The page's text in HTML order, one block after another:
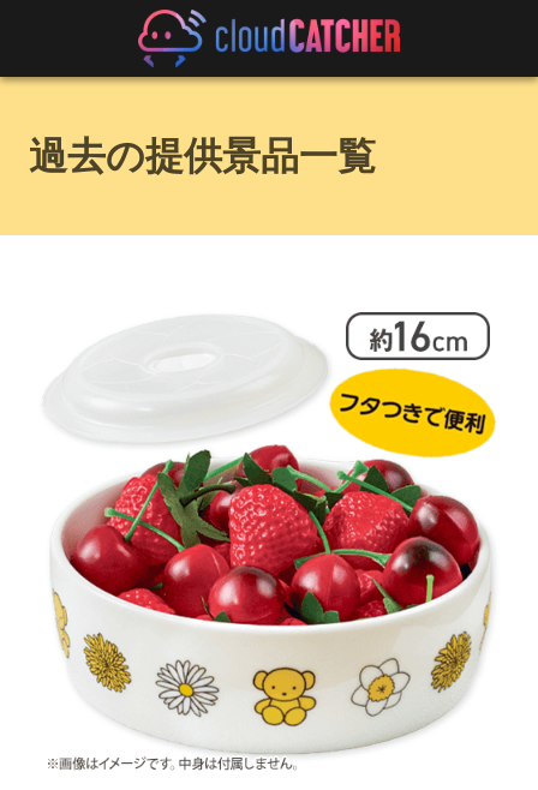
過去の提供景品一覧